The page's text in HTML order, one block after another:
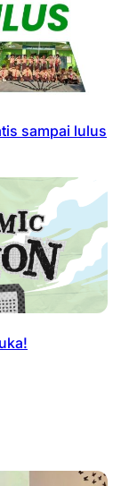
sampai lulus